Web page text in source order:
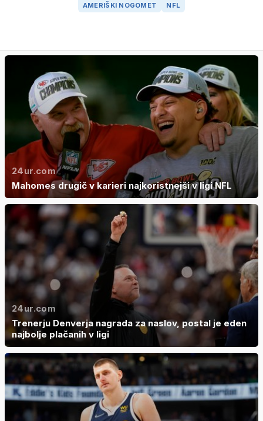
AMERIŠKI NOGOMET NFL
24ur.com
Mahomes drugič v karieri najkoristnejši v ligi NFL
24ur.com
Trenerju Denverja nagrada za naslov, postal je eden
najbolje plačanih v ligi